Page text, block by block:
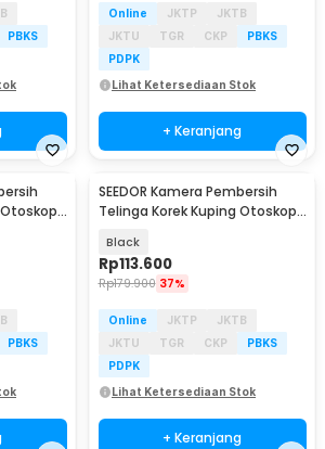
PBKS
Online JKTP
JKTB
JKTU
TGR CKP
PBKS
PDPK
Lihat Ketersediaan Stok
+ Keranjang
PBKS
SEEDOR Kamera Pembersih
Telinga Korek Kuping Otoskop
Black
Rp113.600
Rp179.900 37%
Online JKTP
JKTB
JKTU
TGR CKP
PBKS
PDPK
Lihat Ketersediaan Stok
+ Keranjang